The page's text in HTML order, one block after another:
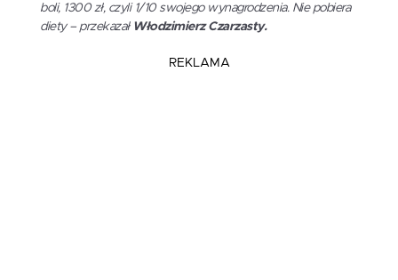
boli, 1300 zł, czyli 1/10 swojego wynagrodzenia. Nie pobiera
diety – przekazał Włodzimierz Czarzasty.
REKLAMA